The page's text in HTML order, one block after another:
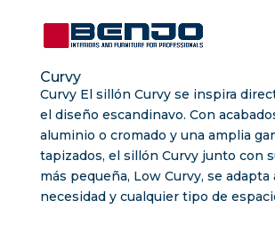
Curvy
Curvy El sillón Curvy se inspira
el diseño escandinavo. Con
aluminio o cromado y una amplia
tapizados, el sillón Curvy junto con
más pequeña, Low Curvy, se adapta
necesidad y cualquier tipo de